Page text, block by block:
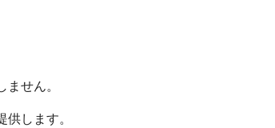
せん。
します。